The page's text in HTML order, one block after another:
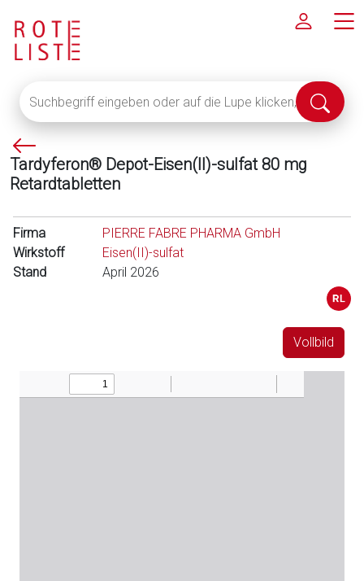
eingeben
oder
auf
die
Lupe
um
alle
Fachinformationen
Suche
P
f
e
l
l
i
n
Tardyferon® Depot-Eisen(II)-sulfat 80 mg
Retardtabletten
Firma
PIERRE FABRE PHARMA GmbH
Wirkstoff
Eisen(II)-sulfat
Stand
April 2026
Vollbild